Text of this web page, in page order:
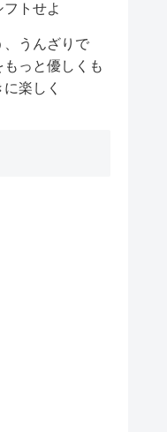
トせよ
、うんざりで
もっと優しくも
楽しく